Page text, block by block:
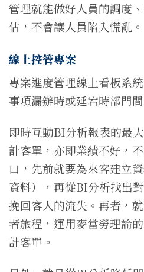
管理就能做好人員的調度
估，不會讓人員陷入慌亂。
線上控管專案
專案進度管理線上看板系
事項漏辦時或延宕時部門
即時互動BI分析報表的最
計客單，亦即業績不好，
口，先前就要為來客建立
資料），再從BI分析找出
挽回客人的流失。再者，
者旅程，運用麥當勞理論
計客單。